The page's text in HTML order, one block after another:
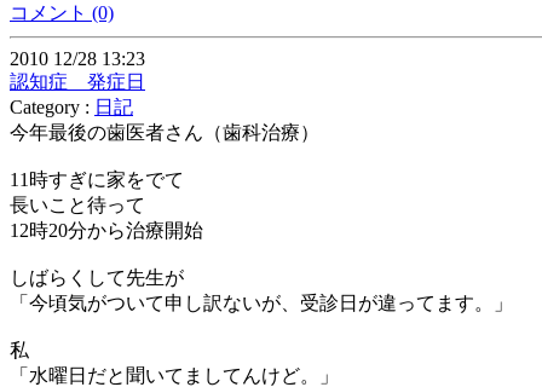
コメント (0)
2010 12/28 13:23
認知症 発症日
Category : 日記
今年最後の歯医者さん（歯科治療）
11時すぎに家をでて
長いこと待って
12時20分から治療開始
しばらくして先生が
「今頃気がついて申し訳ないが、受診日が違ってます。」
私
「水曜日だと聞いてましてんけど。」